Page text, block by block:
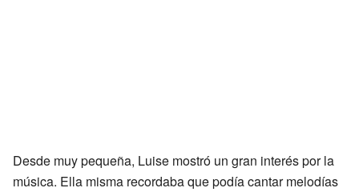
Desde muy pequeña, Luise mostró un gran interés por la
música. Ella misma recordaba que podía cantar melodías